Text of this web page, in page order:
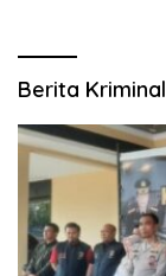
Berita Kriminal